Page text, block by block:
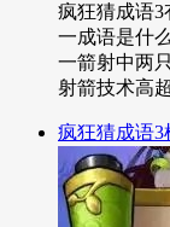
疯狂猜成语
一成语是什
一箭射中两
射箭技术高
疯狂猜成语3